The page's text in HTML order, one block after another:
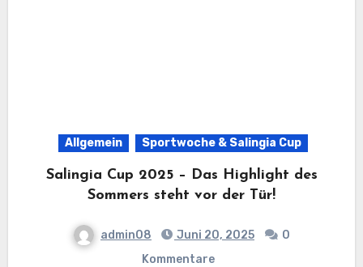
Allgemein Sportwoche & Salingia Cup
Salingia Cup 2025 – Das Highlight des
Sommers steht vor der Tür!
admin08 Juni 20, 2025
0
Kommentare